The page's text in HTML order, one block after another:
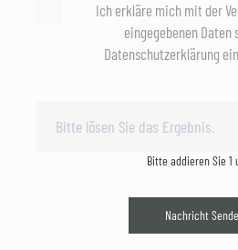
Ich erkläre mich mit der
eingegebenen Daten
Datenschutzerklärung
Bitte addieren Sie 1
Nachricht